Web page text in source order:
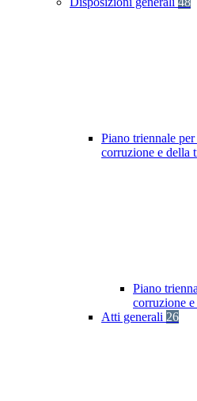
Piano triennale
corruzione e della
Piano
corruzione
Atti generali 26